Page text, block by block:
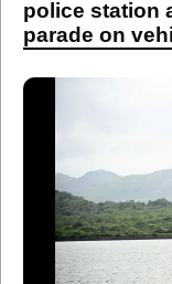
police station
parade on